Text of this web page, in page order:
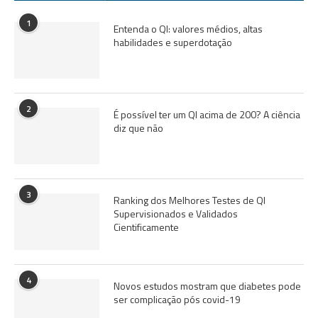
1
Entenda o QI: valores médios, altas
habilidades e superdotação
2
É possível ter um QI acima de 200? A ciência
diz que não
3
Ranking dos Melhores Testes de QI
Supervisionados e Validados
Cientificamente
4
Novos estudos mostram que diabetes pode
ser complicação pós covid-19